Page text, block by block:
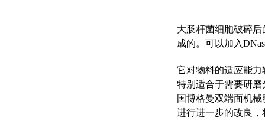
大肠杆菌细胞破碎后
成的。可以加入
它对物料的适应能
特别适合于需要研
国博格曼双端面机
进行进一步的改良